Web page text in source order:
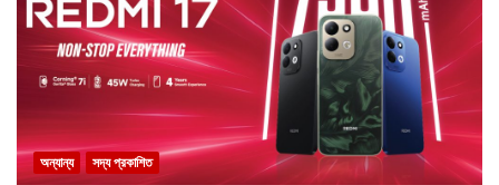
অন্যান্য সদ্য প্রকাশিত